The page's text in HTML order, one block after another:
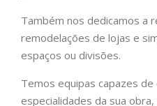
Também nos dedicamos a
remodelações de lojas e
espaços ou divisões.
Temos equipas capazes
especialidades da sua